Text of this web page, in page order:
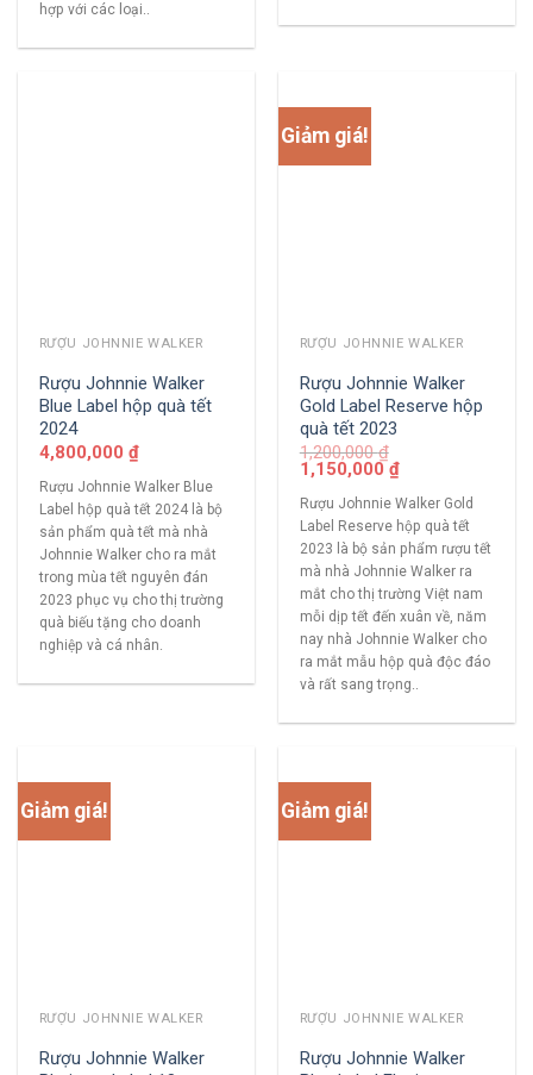
hợp với các loại..
RƯỢU JOHNNIE WALKER
Rượu Johnnie Walker
Blue Label hộp quà tết
2024
4,800,000 ₫
Rượu Johnnie Walker Blue
Label hộp quà tết 2024 là bộ
sản phẩm quà tết mà nhà
Johnnie Walker cho ra mắt
trong mùa tết nguyên đán
2023 phục vụ cho thị trường
quà biếu tặng cho doanh
nghiệp và cá nhân.
Giảm giá!
RƯỢU JOHNNIE WALKER
Rượu Johnnie Walker
Gold Label Reserve hộp
quà tết 2023
1,200,000₫
1,150,000₫
Rượu Johnnie Walker Gold
Label Reserve hộp quà tết
2023 là bộ sản phẩm rượu tết
mà nhà Johnnie Walker ra
mắt cho thị trường Việt nam
mỗi dịp tết đến xuân về, năm
nay nhà Johnnie Walker cho
ra mắt mẫu hộp quà độc đáo
và rất sang trọng..
Giảm giá!
RƯỢU JOHNNIE WALKER
Rượu Johnnie Walker
Giảm giá!
RƯỢU JOHNNIE WALKER
Rượu Johnnie Walker